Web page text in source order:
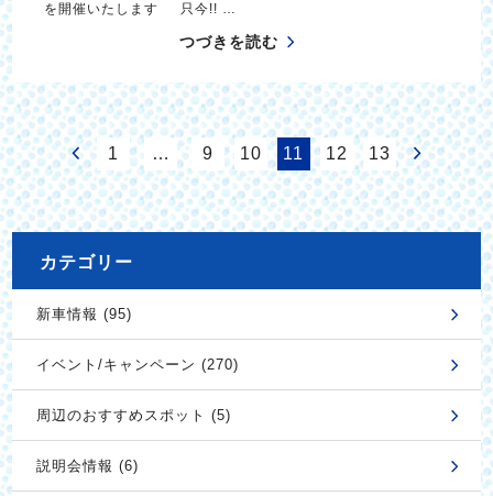
を開催いたします 只今!! …
つづきを読む
1 … 9 10 11 12 13
カテゴリー
新車情報 (95)
イベント/キャンペーン (270)
周辺のおすすめスポット (5)
説明会情報 (6)